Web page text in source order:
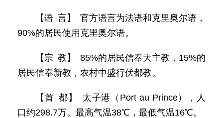
【语 言】 官方语言为法语和克里奥尔语，
90%的居民使用克里奥尔语。
【宗 教】 85%的居民信奉天主教，15%的
居民信奉新教，农村中盛行伏都教。
【首 都】 太子港（Port au Prince），人
口约298.7万。最高气温38℃，最低气温16℃。